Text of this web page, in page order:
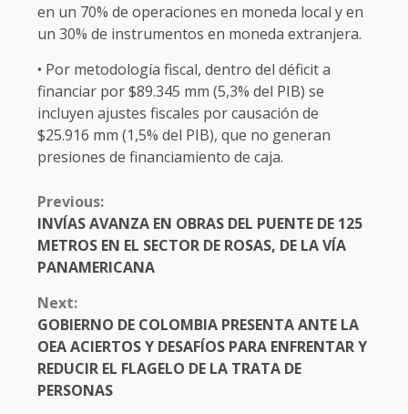
en un 70% de operaciones en moneda local y en
un 30% de instrumentos en moneda extranjera.
• Por metodología fiscal, dentro del déficit a
financiar por $89.345 mm (5,3% del PIB) se
incluyen ajustes fiscales por causación de
$25.916 mm (1,5% del PIB), que no generan
presiones de financiamiento de caja.
CONTINUE
READING
Previous:
INVÍAS AVANZA EN OBRAS DEL PUENTE DE 125
METROS EN EL SECTOR DE ROSAS, DE LA VÍA
PANAMERICANA
Next:
GOBIERNO DE COLOMBIA PRESENTA ANTE LA
OEA ACIERTOS Y DESAFÍOS PARA ENFRENTAR Y
REDUCIR EL FLAGELO DE LA TRATA DE
PERSONAS